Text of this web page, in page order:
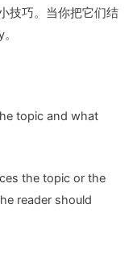
技巧。当你把它们结
topic and what
the topic or the
reader should